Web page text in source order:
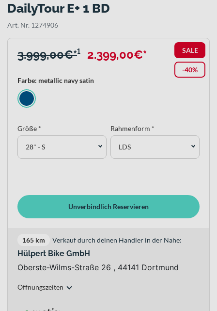
DailyTour E+ 1 BD
Art. Nr. 1274906
SALE
-40%
3.999,00€*¹ 2.399,00€*
Farbe: metallic navy satin
Größe *
28" - S
Rahmenform *
LDS
Unverbindlich Reservieren
165 km Verkauf durch deinen Händler in der Nähe:
Hülpert Bike GmbH
Oberste-Wilms-Straße 26 , 44141 Dortmund
Öffnungszeiten